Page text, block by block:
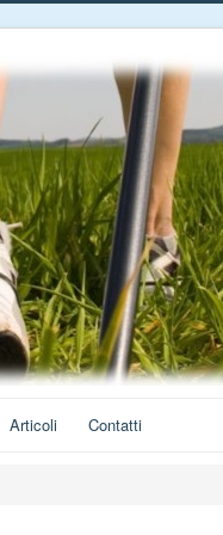
Articoli Contatti